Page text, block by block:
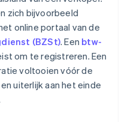
zich bijvoorbeeld
online portaal van de
(BZSt). Een btw-
om te registreren. Een
voltooien vóór de
uiterlijk aan het einde